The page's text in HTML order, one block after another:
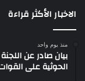
الاخبار الأكثر قراءة
منذ يوم واحد
بيان صادر عن
الحوثية على